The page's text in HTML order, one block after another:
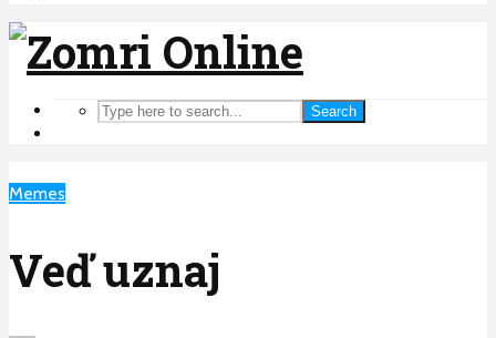
Search
Memes
Veď uznaj